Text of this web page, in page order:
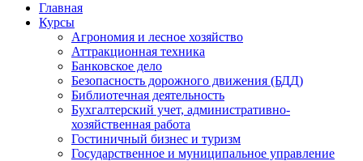
Главная
Курсы
Агрономия и лесное хозяйство
Аттракционная техника
Банковское дело
Безопасность дорожного движения (БДД)
Библиотечная деятельность
Бухгалтерский учет, административно-
хозяйственная работа
Гостиничный бизнес и туризм
Государственное и муниципальное управление